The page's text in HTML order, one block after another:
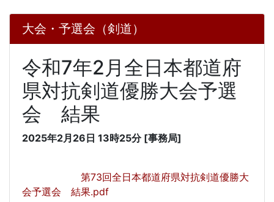
大会・予選会（剣道）
令和7年2月全日本都道府
県対抗剣道優勝大会予選
会 結果
2025年2月26日 13時25分 [事務局]
第73回全日本都道府県対抗剣道優勝大
会予選会 結果.pdf